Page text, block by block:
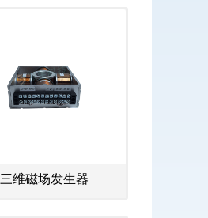
三维磁场发生器